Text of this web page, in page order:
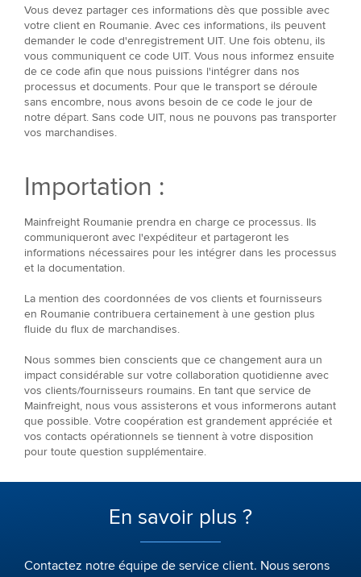
Vous devez partager ces informations dès que possible avec
votre client en Roumanie. Avec ces informations, ils peuvent
demander le code d'enregistrement UIT. Une fois obtenu, ils
vous communiquent ce code UIT. Vous nous informez ensuite
de ce code afin que nous puissions l'intégrer dans nos
processus et documents. Pour que le transport se déroule
sans encombre, nous avons besoin de ce code le jour de
notre départ. Sans code UIT, nous ne pouvons pas transporter
vos marchandises.
Importation :
Mainfreight Roumanie prendra en charge ce processus. Ils
communiqueront avec l'expéditeur et partageront les
informations nécessaires pour les intégrer dans les processus
et la documentation.
La mention des coordonnées de vos clients et fournisseurs
en Roumanie contribuera certainement à une gestion plus
fluide du flux de marchandises.
Nous sommes bien conscients que ce changement aura un
impact considérable sur votre collaboration quotidienne avec
vos clients/fournisseurs roumains. En tant que service de
Mainfreight, nous vous assisterons et vous informerons autant
que possible. Votre coopération est grandement appréciée et
vos contacts opérationnels se tiennent à votre disposition
pour toute question supplémentaire.
En savoir plus ?
Contactez notre équipe de service client. Nous serons